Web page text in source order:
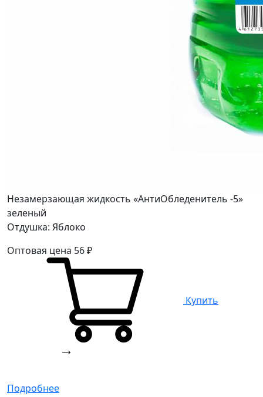
Незамерзающая жидкость «АнтиОбледенитель -5»
зеленый
Отдушка: Яблоко
Оптовая цена 56₽
Купить
Подробнее